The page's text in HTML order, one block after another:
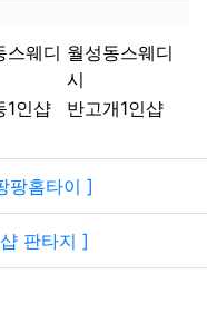
스웨디 월성동스웨디
시
1인샵 반고개1인샵
팡홈타이 ]
판타지 ]